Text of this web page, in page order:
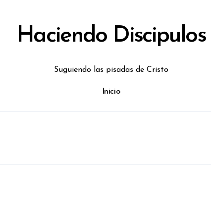
Haciendo Discipulos
Suguiendo las pisadas de Cristo
Inicio